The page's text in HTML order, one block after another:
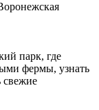
парк, где
фермы, узнать
свежие